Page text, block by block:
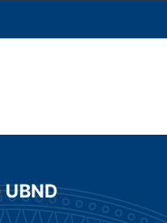
UBND